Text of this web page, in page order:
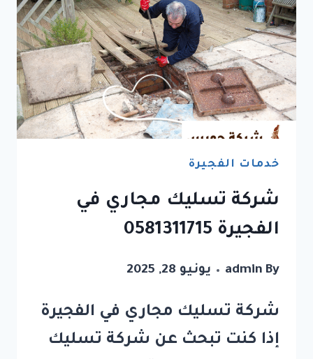
خدمات الفجيرة
شركة تسليك مجاري في
الفجيرة 0581311715
By
admin يونيو 28, 2025
شركة تسليك مجاري في الفجيرة
إذا كنت تبحث عن شركة تسليك